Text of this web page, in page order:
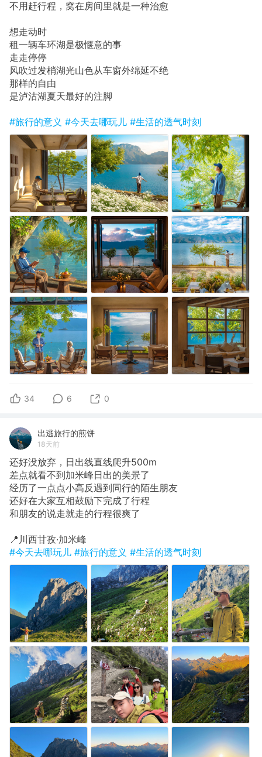
不用赶行程，窝在房间里就是一种治愈
想走动时
租一辆车环湖是极惬意的事
走走停停
风吹过发梢湖光山色从车窗外绵延不绝
那样的自由
是泸沽湖夏天最好的注脚
#旅行的意义 #今天去哪玩儿 #生活的透气时刻
34 6 0
出逃旅行的煎饼
18天前
还好没放弃，日出线直线爬升500m
​差点就看不到加米峰日出的美景了
经历了一点点小高反遇到同行的陌生朋友
还好在大家互相鼓励下完成了行程
和朋友的说走就走的行程很爽了
​📍川西甘孜·加米峰
#今天去哪玩儿 #旅行的意义 #生活的透气时刻